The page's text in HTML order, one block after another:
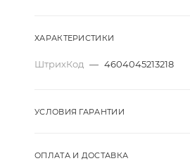
ХАРАКТЕРИСТИКИ
ШтрихКод — 4604045213218
УСЛОВИЯ ГАРАНТИИ
ОПЛАТА И ДОСТАВКА